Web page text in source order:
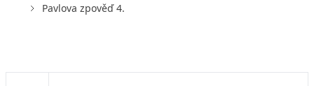
Pavlova zpověď 4.